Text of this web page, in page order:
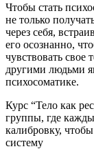
Чтобы стать
не только
через себя,
его осознанно,
чувствовать свое
другими людьми
психосоматике.
Курс “Тело как
группы, где
калибровку,
систему